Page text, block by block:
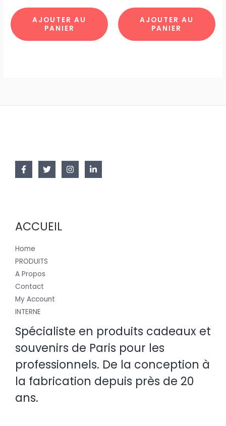
TOTE7
par
10pcs
AJOUTER AU
PANIER
PARISIENNE
par
12pcs
AJOUTER AU
PANIER
ACCUEIL
Home
PRODUITS
A Propos
Contact
My Account
INTERNE
Spécialiste en produits cadeaux et
souvenirs de Paris pour les
professionnels. De la conception à
la fabrication depuis près de 20
ans.